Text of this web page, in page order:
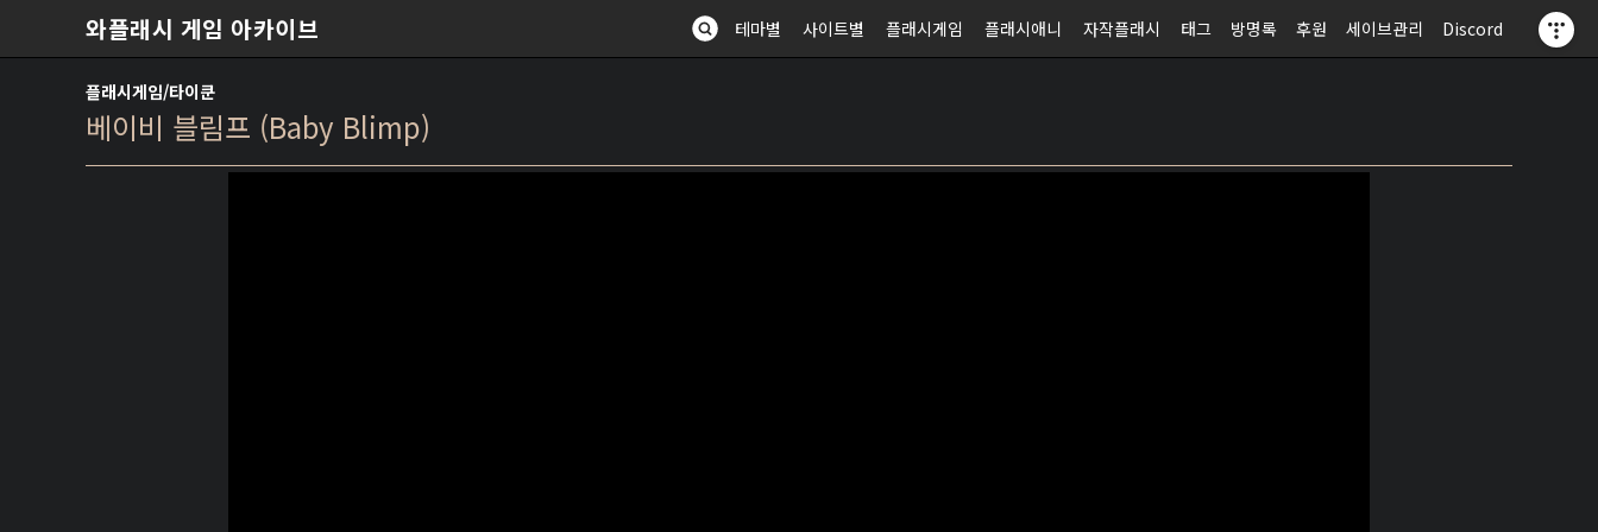
와플래시 게임 아카이브 테마별 사이트별 플래시게임 플래시애니 자작플래시 태그 방명록 후원 세이브관리 Discord
플래시게임/타이쿤
베이비 블림프 (Baby Blimp)